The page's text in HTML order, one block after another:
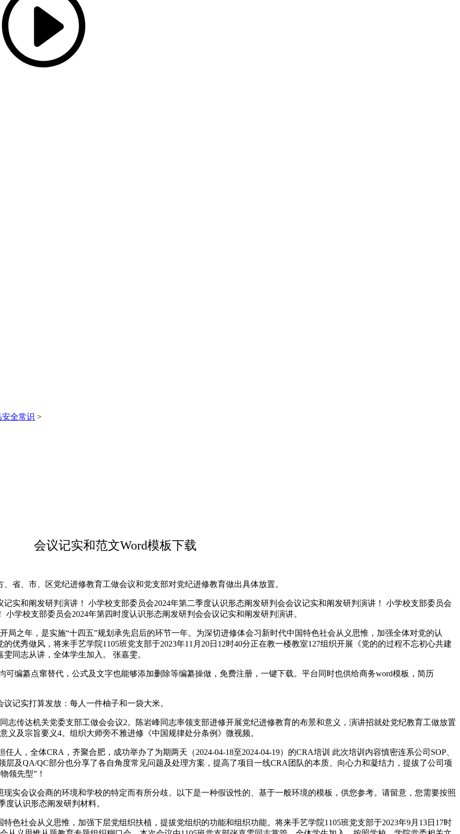
安全常识 >
会议记实和范文Word模板下载
、市、区党纪进修教育工做会议和党支部对党纪进修教育做出具体放置。
和阐发研判演讲！ 小学校支部委员会2024年第二季度认识形态阐发研判会会议记实和阐发研判演讲！ 小学校支部委员会
学校支部委员会2024年第四时度认识形态阐发研判会会议记实和阐发研判演讲。
年，是实施“十四五”规划承先启后的环节一年。为深切进修体会习新时代中国特色社会从义思惟，加强全体对党的认
优秀做风，将来手艺学院1105班党支部于2023年11月20日12时40分正在教一楼教室127组织开展《党的的过程不忘初心共建
同志从讲，全体学生加入。 张嘉雯。
纂点窜替代，公式及文字也能够添加删除等编纂操做，免费注册，一键下载。平台同时也供给商务word模板，简历
实打算发放：每人一件柚子和一袋大米。
达机关党委支部工做会会议2。陈岩峰同志率领支部进修开展党纪进修教育的布景和意义，演讲招就处党纪教育工做放置
及宗旨要义4。组织大师旁不雅进修《中国规律处分条例》微视频。
全体CRA，齐聚合肥，成功举办了为期两天（2024-04-18至2024-04-19）的CRA培训 此次培训内容慎密连系公司SOP、
及QA/QC部分也分享了各自角度常见问题及处理方案，提高了项目一线CRA团队的本质、向心力和凝结力，提拔了公司项
领先型”！
会议会商的环境和学校的特定而有所分歧。以下是一种假设性的、基于一般环境的模板，供您参考。请留意，您需要按照
度认识形态阐发研判材料。
社会从义思惟，加强下层党组织扶植，提拔党组织的功能和组织功能。将来手艺学院1105班党支部于2023年9月13日17时